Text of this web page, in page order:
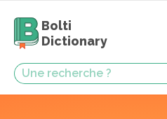
Bolti
Dictionary